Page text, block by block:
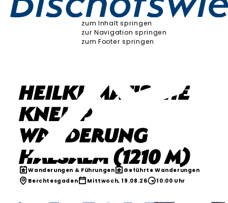
zum Inhalt springen
zur Navigation springen
zum Footer springen
Heilklimatische
Kneipp
Wanderung
Halsalm (1210 m)
Wanderungen & Führungen
Geführte Wanderungen
Berchtesgaden
Mittwoch, 19.08.26 10:00 Uhr